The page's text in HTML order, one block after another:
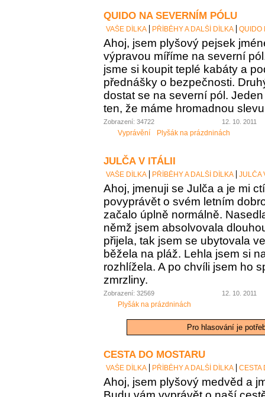
QUIDO NA SEVERNÍM PÓLU
VAŠE DÍLKA PŘÍBĚHY A DALŠÍ DÍLKA QUIDO
Ahoj, jsem plyšový pejsek
výpravou míříme na severní
jsme si koupit teplé kabáty a
přednášky o bezpečnosti.
dostat se na severní pól.
ten, že máme hromadnou
Zobrazení: 34722 12. 10. 2011
Vyprávění Plyšák na prázdninách
JULČA V ITÁLII
VAŠE DÍLKA PŘÍBĚHY A DALŠÍ DÍLKA JULČA
Ahoj, jmenuji se Julča a je mi
povyprávět o svém letním
začalo úplně normálně.
němž jsem absolvovala
přijela, tak jsem se ubytovala
běžela na pláž. Lehla jsem si
rozhlížela. A po chvíli jsem ho
zmrzliny.
Zobrazení: 32569 12. 10. 2011
Plyšák na prázdninách
Pro hlasování je
CESTA DO MOSTARU
VAŠE DÍLKA PŘÍBĚHY A DALŠÍ DÍLKA CESTA
Ahoj, jsem plyšový medvěd a